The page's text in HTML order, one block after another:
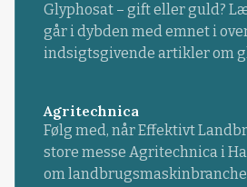
Glyphosat – gift eller guld?
går i dybden med emnet i
indsigtsgivende artikler om
Agritechnica
Følg med, når Effektivt
store messe Agritechnica i
om